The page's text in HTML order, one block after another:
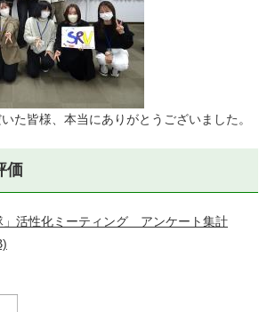
た皆様、本当にありがとうございました。
価
」活性化ミーティング アンケート集計